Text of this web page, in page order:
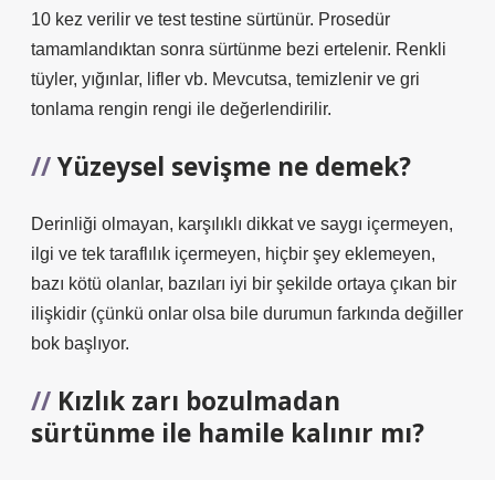
10 kez verilir ve test testine sürtünür. Prosedür
tamamlandıktan sonra sürtünme bezi ertelenir. Renkli
tüyler, yığınlar, lifler vb. Mevcutsa, temizlenir ve gri
tonlama rengin rengi ile değerlendirilir.
Yüzeysel sevişme ne demek?
Derinliği olmayan, karşılıklı dikkat ve saygı içermeyen,
ilgi ve tek taraflılık içermeyen, hiçbir şey eklemeyen,
bazı kötü olanlar, bazıları iyi bir şekilde ortaya çıkan bir
ilişkidir (çünkü onlar olsa bile durumun farkında değiller
bok başlıyor.
Kızlık zarı bozulmadan
sürtünme ile hamile kalınır mı?